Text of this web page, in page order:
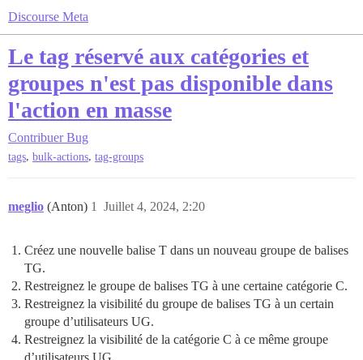
Discourse Meta
Le tag réservé aux catégories et
groupes n'est pas disponible dans
l'action en masse
Contribuer Bug
tags, bulk-actions, tag-groups
meglio (Anton) Juillet 4, 2024, 2:20
1
Créez une nouvelle balise T dans un nouveau groupe de balises
TG.
Restreignez le groupe de balises TG à une certaine catégorie C.
Restreignez la visibilité du groupe de balises TG à un certain
groupe d’utilisateurs UG.
Restreignez la visibilité de la catégorie C à ce même groupe